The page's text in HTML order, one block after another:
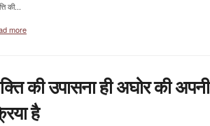
की...
more
की उपासना ही अघोर की अपनी
है